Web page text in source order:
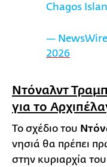
Chagos
— NewsWire
2026
Ντόναλντ
για το
Το σχέδιο του
νησιά θα πρέπει
στην κυριαρχία